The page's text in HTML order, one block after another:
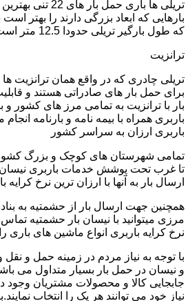
تریلی ها باری حمل
بارهایی که ابعاد بزرگی دارند را بهتر
که طول بارگیر تریلی حدودا 12.5 متر است.
ترانزیت
تریلی چادری که در واقع همان ترانزیت
برای حمل بار های صادراتی هستند و
بار با ترانزیت به تمامی مرز های کشور و
باربری همراه با بیمه نامه و بارنامه
باربری ارزان به سراسر کشور
تمامی شهرستان های کوچک و بزرگ
تا غرب تحت پوشش خدمات باربری نیسان
ارسال بار به آنها با ارزان ترین نرخ
همچنین جهت ارسال بار از حشمتیه به
مرزی میتوانید با نیسان بار حشمتیه تماس
نرخ کرایه باربری انواع ماشین های باری
با توجه به نیاز مردم در زمینه حمل و نقل
و نیسان در حمل بار بسیار متداول می
جابجایی کالا و محصولات مشتریان وجود
نیاز خود می توانند هر یک را انتخاب